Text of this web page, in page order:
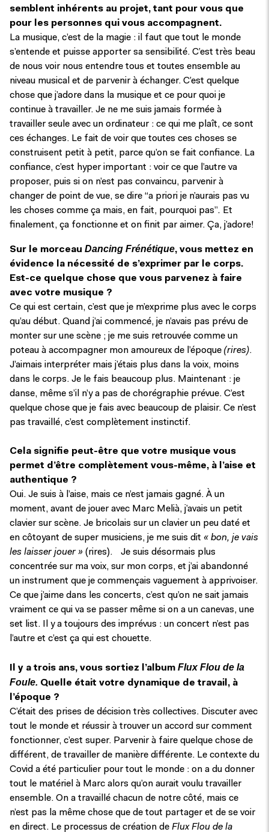
semblent inhérents au projet, tant pour vous que
pour les personnes qui vous accompagnent.
La musique, c’est de la magie : il faut que tout le monde
s’entende et puisse apporter sa sensibilité. C’est très beau
de nous voir nous entendre tous et toutes ensemble au
niveau musical et de parvenir à échanger. C’est quelque
chose que j’adore dans la musique et ce pour quoi je
continue à travailler. Je ne me suis jamais formée à
travailler seule avec un ordinateur : ce qui me plaît, ce sont
ces échanges. Le fait de voir que toutes ces choses se
construisent petit à petit, parce qu’on se fait confiance. La
confiance, c’est hyper important : voir ce que l’autre va
proposer, puis si on n’est pas convaincu, parvenir à
changer de point de vue, se dire “a priori je n’aurais pas vu
les choses comme ça mais, en fait, pourquoi pas”. Et
finalement, ça fonctionne et on finit par aimer. Ça, j’adore!
Sur le morceau Dancing Frénétique, vous mettez en
évidence la nécessité de s’exprimer par le corps.
Est-ce quelque chose que vous parvenez à faire
avec votre musique ?
Ce qui est certain, c’est que je m’exprime plus avec le corps
qu’au début. Quand j’ai commencé, je n’avais pas prévu de
monter sur une scène ; je me suis retrouvée comme un
poteau à accompagner mon amoureux de l’époque (rires).
J’aimais interpréter mais j’étais plus dans la voix, moins
dans le corps. Je le fais beaucoup plus. Maintenant : je
danse, même s’il n’y a pas de chorégraphie prévue. C’est
quelque chose que je fais avec beaucoup de plaisir. Ce n’est
pas travaillé, c’est complètement instinctif.
Cela signifie peut-être que votre musique vous
permet d’être complètement vous-même, à l’aise et
authentique ?
Oui. Je suis à l’aise, mais ce n’est jamais gagné. À un
moment, avant de jouer avec Marc Melià, j’avais un petit
clavier sur scène. Je bricolais sur un clavier un peu daté et
en côtoyant de super musiciens, je me suis dit « bon, je vais
les laisser jouer » (rires). Je suis désormais plus
concentrée sur ma voix, sur mon corps, et j’ai abandonné
un instrument que je commençais vaguement à apprivoiser.
Ce que j’aime dans les concerts, c’est qu’on ne sait jamais
vraiment ce qui va se passer même si on a un canevas, une
set list. Il y a toujours des imprévus : un concert n’est pas
l’autre et c’est ça qui est chouette.
Il y a trois ans, vous sortiez l’album Flux Flou de la
Foule. Quelle était votre dynamique de travail, à
l’époque ?
C’était des prises de décision très collectives. Discuter avec
tout le monde et réussir à trouver un accord sur comment
fonctionner, c’est super. Parvenir à faire quelque chose de
différent, de travailler de manière différente. Le contexte du
Covid a été particulier pour tout le monde : on a du donner
tout le matériel à Marc alors qu’on aurait voulu travailler
ensemble. On a travaillé chacun de notre côté, mais ce
n’est pas la même chose que de tout partager et de se voir
en direct. Le processus de création de Flux Flou de la